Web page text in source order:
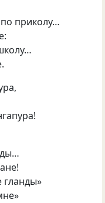
приколу…
гланды»